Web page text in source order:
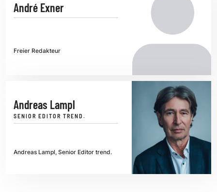
André Exner
Freier Redakteur
Andreas Lampl
SENIOR EDITOR TREND.
Andreas Lampl, Senior Editor trend.